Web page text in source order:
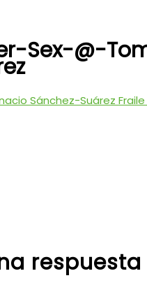
Sex-@-
Sánchez-Suárez Fraile
respuesta